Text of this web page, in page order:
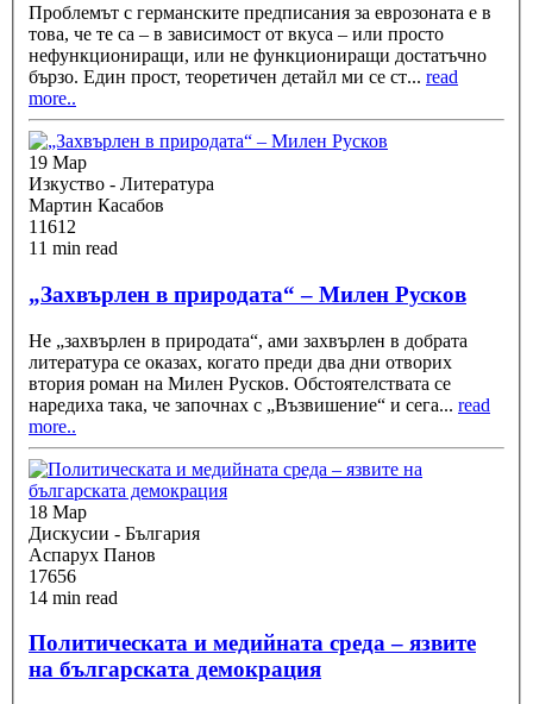
Проблемът с германските предписания за еврозоната е в
това, че те са – в зависимост от вкуса – или просто
нефункциониращи, или не функциониращи достатъчно
бързо. Един прост, теоретичен детайл ми се ст... read
more..
19 Мар
Изкуство - Литература
Мартин Касабов
11612
11 min read
„Захвърлен в природата“ – Милен Русков
Не „захвърлен в природата“, ами захвърлен в добрата
литература се оказах, когато преди два дни отворих
втория роман на Милен Русков. Обстоятелствата се
наредиха така, че започнах с „Възвишение“ и сега... read
more..
18 Мар
Дискусии - България
Аспарух Панов
17656
14 min read
Политическата и медийната среда – язвите
на българската демокрация